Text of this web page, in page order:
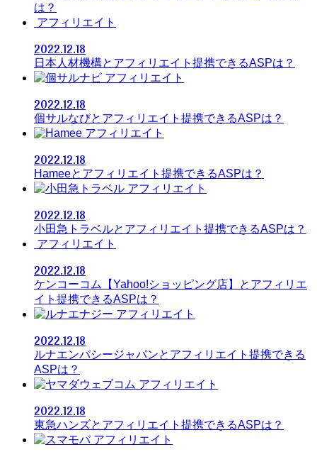
は？
アフィリエイト
2022.12.18
日本人材機構とアフィリエイト提携できるASPは？
アフィリエイト
2022.12.18
個サルなびとアフィリエイト提携できるASPは？
アフィリエイト
2022.12.18
Hameeとアフィリエイト提携できるASPは？
アフィリエイト
2022.12.18
小田急トラベルとアフィリエイト提携できるASPは？
アフィリエイト
2022.12.18
ケンコーコム【Yahoo!ショッピング店】とアフィリエ
イト提携できるASPは？
アフィリエイト
2022.12.18
ルナエンバシージャパンとアフィリエイト提携できる
ASPは？
アフィリエイト
2022.12.18
東急ハンズとアフィリエイト提携できるASPは？
アフィリエイト